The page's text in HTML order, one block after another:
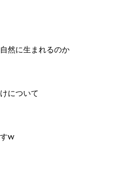
然に生まれるのか
について
w